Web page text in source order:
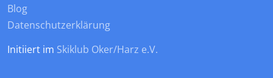
Blog
Datenschutzerklärung
Initiiert im Skiklub Oker/Harz e.V.